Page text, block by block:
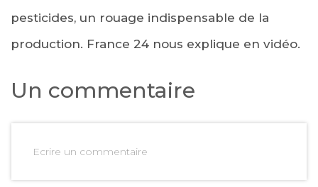
pesticides, un rouage indispensable de la
production. France 24 nous explique en vidéo.
Un commentaire
Ecrire un commentaire